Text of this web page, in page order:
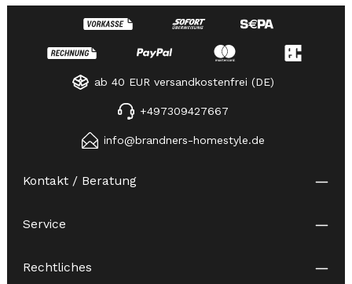
ab 40 EUR versandkostenfrei (DE)
+497309427667
info@brandners-homestyle.de
Kontakt / Beratung
Service
Rechtliches